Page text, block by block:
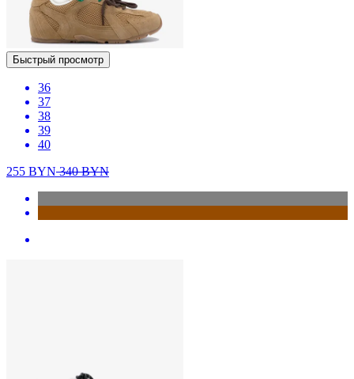
Быстрый просмотр
36
37
38
39
40
255 BYN340BYN